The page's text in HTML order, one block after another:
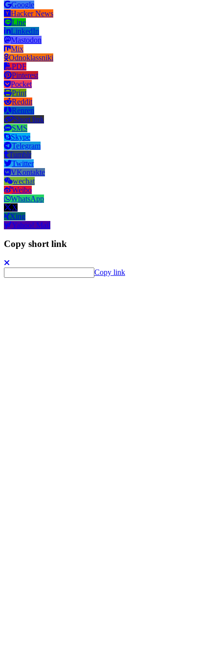
Google
Hacker News
Line
LinkedIn
Mastodon
Mix
Odnoklassniki
PDF
Pinterest
Pocket
Print
Reddit
Renren
Short link
SMS
Skype
Telegram
Tumblr
Twitter
VKontakte
wechat
Weibo
WhatsApp
X
Xing
Yahoo! Mail
Copy short link
Copy link